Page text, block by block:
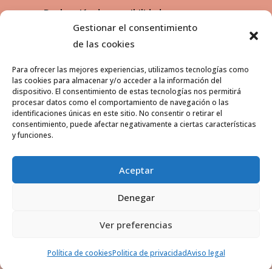
Gestionar el consentimiento
de las cookies
Para ofrecer las mejores experiencias, utilizamos tecnologías como
las cookies para almacenar y/o acceder a la información del
dispositivo. El consentimiento de estas tecnologías nos permitirá
procesar datos como el comportamiento de navegación o las
identificaciones únicas en este sitio. No consentir o retirar el
consentimiento, puede afectar negativamente a ciertas características
y funciones.
Aceptar
Denegar
Ver preferencias
Política de cookiesPolitica de privacidadAviso legal
Declaración de accesibilidad
HORARIO
Lunes a Viernes:
Mañanas: 8:30 a 14h.
Tardes: 17 a 19h.
9 a 13h
© 2026 Distribuciones Avícolas Navarro S.L.